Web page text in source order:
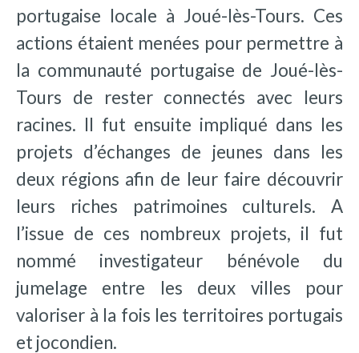
portugaise locale à Joué-lès-Tours. Ces
actions étaient menées pour permettre à
la communauté portugaise de Joué-lès-
Tours de rester connectés avec leurs
racines. Il fut ensuite impliqué dans les
projets d’échanges de jeunes dans les
deux régions afin de leur faire découvrir
leurs riches patrimoines culturels. A
l’issue de ces nombreux projets, il fut
nommé investigateur bénévole du
jumelage entre les deux villes pour
valoriser à la fois les territoires portugais
et jocondien.